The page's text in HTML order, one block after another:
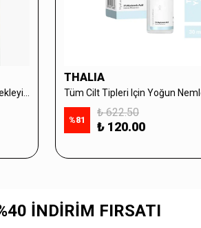
THALIA
%81
₺ 622.50
₺ 120.00
İNDİRİM FIRSATI